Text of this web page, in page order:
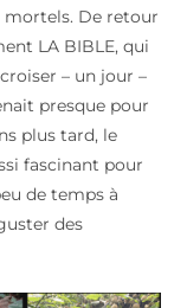
mortels. De retour
LA BIBLE, qui
– un jour –
presque pour
plus tard, le
fascinant pour
de temps à
des